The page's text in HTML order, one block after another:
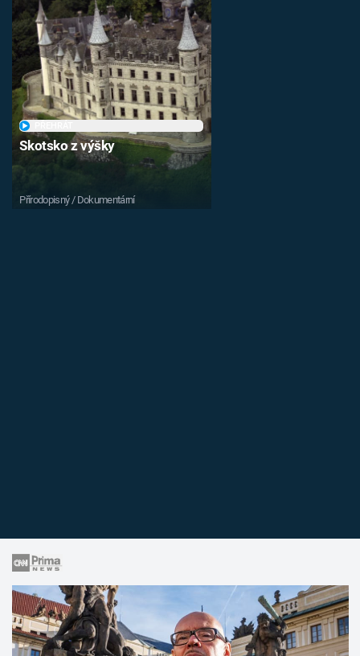
Skotsko z výšky
Přírodopisný / Dokumentární